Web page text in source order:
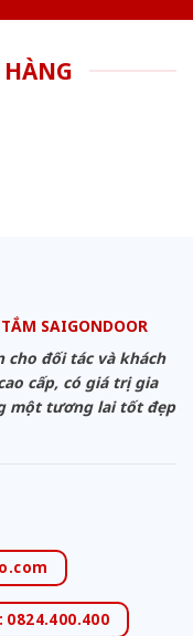
SAIGONDOOR
cho đối tác và khách
cấp, có giá trị gia
một tương lai tốt đẹp